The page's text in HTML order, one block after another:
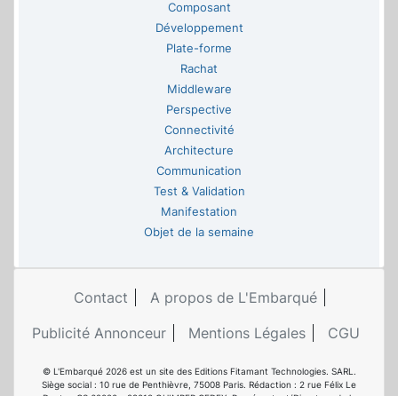
Composant
Développement
Plate-forme
Rachat
Middleware
Perspective
Connectivité
Architecture
Communication
Test & Validation
Manifestation
Objet de la semaine
Contact
A propos de L'Embarqué
Publicité Annonceur
Mentions Légales CGU
© L'Embarqué 2026 est un site des Editions Fitamant Technologies. SARL.
Siège social : 10 rue de Penthièvre, 75008 Paris. Rédaction : 2 rue Félix Le